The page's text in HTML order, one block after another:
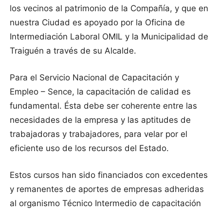
los vecinos al patrimonio de la Compañía, y que en
nuestra Ciudad es apoyado por la Oficina de
Intermediación Laboral OMIL y la Municipalidad de
Traiguén a través de su Alcalde.
Para el Servicio Nacional de Capacitación y
Empleo – Sence, la capacitación de calidad es
fundamental. Ésta debe ser coherente entre las
necesidades de la empresa y las aptitudes de
trabajadoras y trabajadores, para velar por el
eficiente uso de los recursos del Estado.
Estos cursos han sido financiados con excedentes
y remanentes de aportes de empresas adheridas
al organismo Técnico Intermedio de capacitación